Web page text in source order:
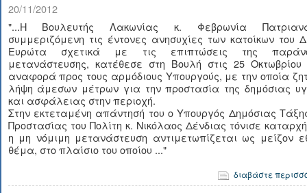
20/11/2012
"...Η Βουλευτής Λακωνίας κ. Φεβρωνία
συμμεριζόμενη τις έντονες ανησυχίες των κατοίκων του
Ευρώτα σχετικά με τις επιπτώσεις της
μετανάστευσης, κατέθεσε στη Βουλή στις 25 Οκτωβρίου
αναφορά προς τους αρμόδιους Υπουργούς, με την οποία
λήψη άμεσων μέτρων για την προστασία της δημόσιας
και ασφάλειας στην περιοχή.
Στην εκτεταμένη απάντησή του ο Υπουργός Δημόσιας
Προστασίας του Πολίτη κ. Νικόλαος Δένδιας τόνισε
η μη νόμιμη μετανάστευση αντιμετωπίζεται ως μείζον
θέμα, στο πλαίσιο του οποίου ..."
διαβάστε